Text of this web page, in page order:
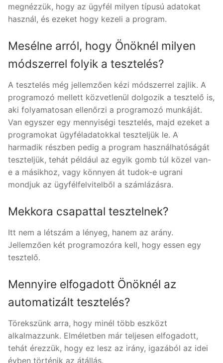
megnézzük, hogy az ügyfél milyen típusú adatokat
használ, és ezeket hogy kezeli a program.
Mesélne arról, hogy Önöknél milyen
módszerrel folyik a tesztelés?
A tesztelés még jellemzően kézi módszerrel zajlik. A
programozó mellett közvetlenül dolgozik a tesztelő is,
aki folyamatosan ellenőrzi a programozó munkáját.
Van egyszer egy mennyiségi tesztelés, majd ezeket a
programokat ügyféladatokkal teszteljük le. A
harmadik részben pedig a program használhatóságát
teszteljük, tehát például az egyik gomb túl közel van-
e a másikhoz, vagy könnyen át tudok-e ugrani
mondjuk az ügyfélfelvitelből a számlázásra.
Mekkora csapattal tesztelnek?
Itt nem a létszám a lényeg, hanem az arány.
Jellemzően két programozóra kell, hogy essen egy
tesztelő.
Mennyire elfogadott Önöknél az
automatizált tesztelés?
Törekszünk arra, hogy minél több eszközt
alkalmazzunk. Elméletben már teljesen elfogadott,
tehát érezzük, hogy ez lesz az irány, igazából az idei
évben történik az átállás.